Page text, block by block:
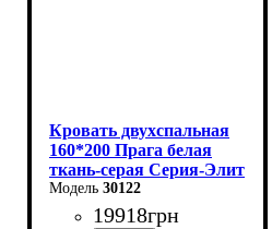
Кровать двухспальная
160*200 Прага белая
ткань-серая Серия-Элит
30122
19918грн